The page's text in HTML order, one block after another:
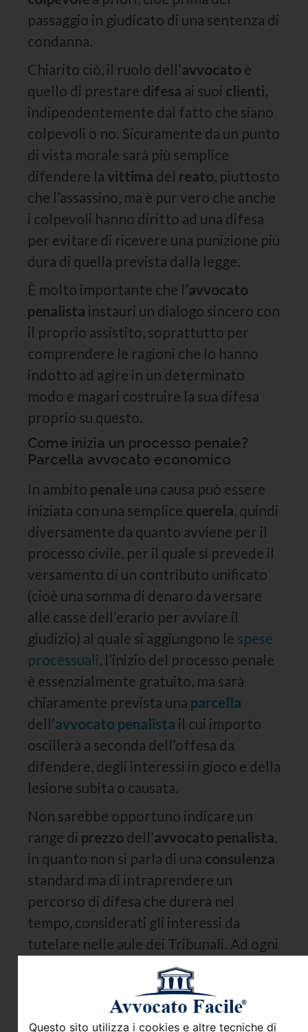
Questo sito utilizza i cookies e altre tecniche di
passaggio in giudicato di una sentenza di
condanna.
Chiarito ciò, il ruolo dell’avvocato è
quello di prestare difesa ai suoi clienti,
indipendentemente dal fatto che siano
colpevoli o no. Sicuramente da un punto
di vista morale sarà più semplice
difendere la vittima del reato, piuttosto
che l’assassino, ma è pur vero che anche
i colpevoli hanno diritto ad una difesa
per evitare di ricevere una punizione più
dura di quella prevista dalla legge.
È molto importante che l’avvocato
penalista instauri un dialogo sincero con
il proprio assistito, soprattutto per
comprendere le ragioni che lo hanno
indotto ad agire in un determinato
modo e magari costruire la sua difesa
proprio su questo.
Come inizia un processo penale?
Parcella avvocato economico
In ambito penale una causa può essere
iniziata con una semplice querela, quindi
diversamente da quanto avviene per il
processo civile, per il quale si prevede il
versamento di un contributo unificato
(cioè una somma di denaro da versare
alle casse dell’erario per avviare il
giudizio) al quale si aggiungono le spese
processuali, l’inizio del processo penale
è essenzialmente gratuito, ma sarà
chiaramente prevista una parcella
dell’avvocato penalista il cui importo
oscillerà a seconda dell’offesa da
difendere, degli interessi in gioco e della
lesione subita o causata.
Non sarebbe opportuno indicare un
range di prezzo dell’avvocato penalista,
in quanto non si parla di una consulenza
standard ma di intraprendere un
percorso di difesa che durerà nel
tempo, considerati gli interessi da
tutelare nelle aule dei Tribunali. Ad ogni
modo è sicuramente possibile cercare
avvocato magari anche
che non addossi al proprio